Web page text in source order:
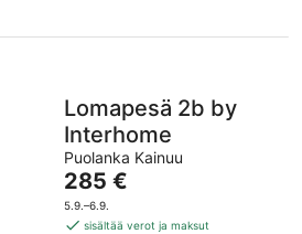
Lomapesä 2b by
Interhome
Puolanka Kainuu
Hinta
on
285 €
285 €
5.9.–6.9.
sisältää verot ja maksut